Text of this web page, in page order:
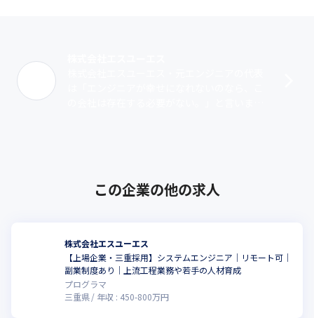
この企業の他の求人
株式会社エスユーエス
【上場企業・三重採用】システムエンジニア│リモート可│
副業制度あり│上流工程業務や若手の人材育成
プログラマ
三重県
年収 : 450-800万円